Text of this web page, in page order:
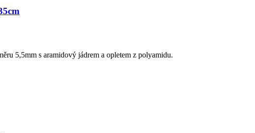
5,5mm s aramidový jádrem a opletem z polyamidu.